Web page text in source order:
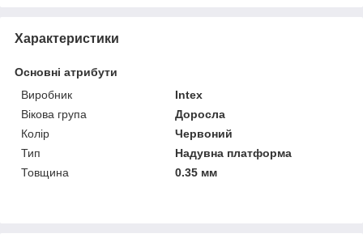
Характеристики
Основні атрибути
Виробник
Intex
Вікова група
Доросла
Колір
Червоний
Тип
Надувна платформа
Товщина
0.35 мм